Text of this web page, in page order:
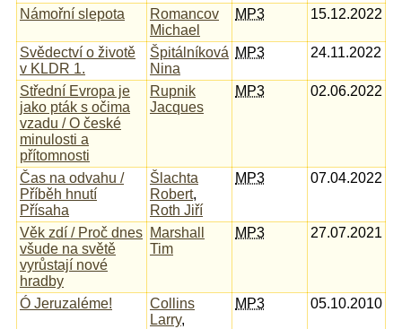
Námořní slepota
Romancov
Michael
MP3 15.12.2022
Svědectví o životě
v KLDR 1.
Špitálníková
Nina
MP3 24.11.2022
Střední Evropa je
jako pták s očima
vzadu / O české
minulosti a
přítomnosti
Rupnik
Jacques
MP3 02.06.2022
Čas na odvahu /
Příběh hnutí
Přísaha
Šlachta
Robert,
Roth Jiří
MP3 07.04.2022
Věk zdí / Proč dnes
všude na světě
vyrůstají nové
hradby
Marshall
Tim
MP3 27.07.2021
Ó Jeruzaléme!
Collins
Larry,
MP3 05.10.2010